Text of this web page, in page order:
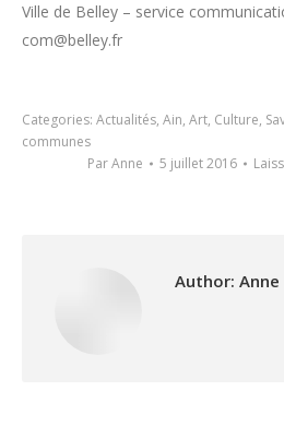
Ville de Belley – service
com@belley.fr
Categories: Actualités, Ain, Art, Culture,
communes
ParAnne 5 juillet 2016
Author: Anne